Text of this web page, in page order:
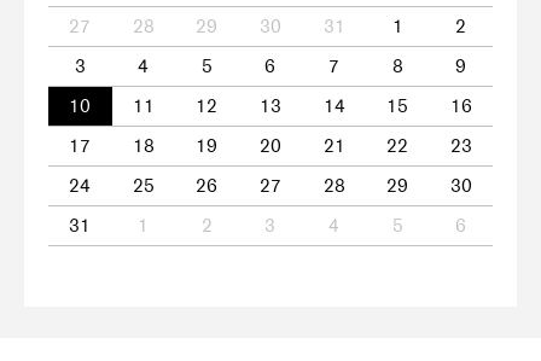
27
28 29 30 31 1
2
3
4 5 6 7 8
9
10
11 12 13 14 15
16
17
18 19 20 21 22
23
24
25 26 27 28 29
30
31
1 2 3 4 5 6